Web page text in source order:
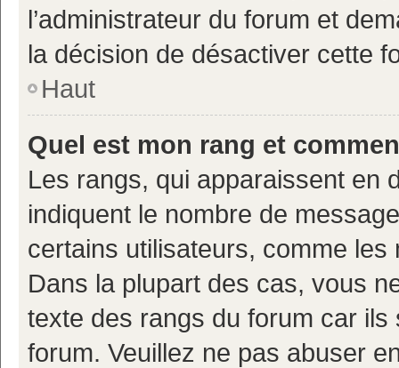
l’administrateur du forum et
la décision de désactiver cette
Haut
Quel est mon rang et
Les rangs, qui apparaissent en
indiquent le nombre de
certains utilisateurs, comme
Dans la plupart des cas, vous
texte des rangs du forum car ils
forum. Veuillez ne pas abuser